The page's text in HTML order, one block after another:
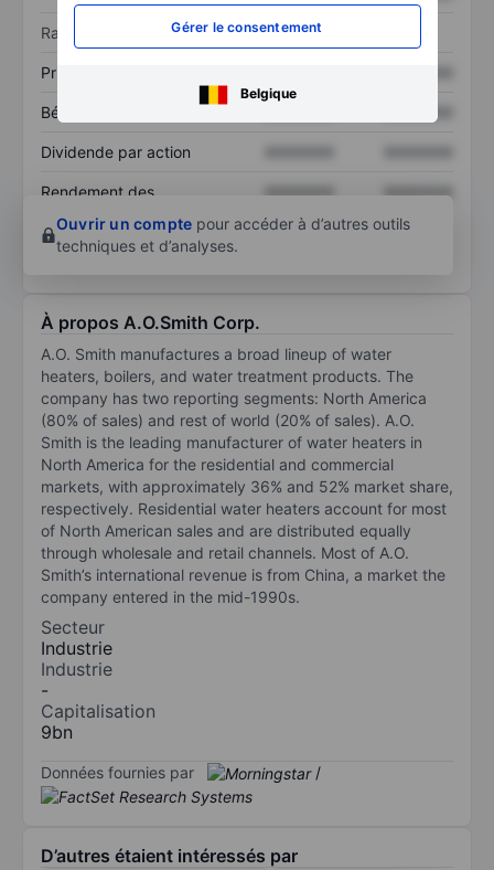
Gérer le consentement
Belgique
Ratios
Prix / ventes
Bénéfice par action
Dividende par action
Rendement des
XXXXXXX
XXXXXXX
Ouvrir un compte pour accéder à d’autres outils
techniques et d’analyses.
À propos A.O.Smith Corp.
A.O. Smith manufactures a broad lineup of water
heaters, boilers, and water treatment products. The
company has two reporting segments: North America
(80% of sales) and rest of world (20% of sales). A.O.
Smith is the leading manufacturer of water heaters in
North America for the residential and commercial
markets, with approximately 36% and 52% market share,
respectively. Residential water heaters account for most
of North American sales and are distributed equally
through wholesale and retail channels. Most of A.O.
Smith’s international revenue is from China, a market the
company entered in the mid-1990s.
Secteur
Industrie
Industrie
-
Capitalisation
9bn
Données fournies par /
D’autres étaient intéressés par